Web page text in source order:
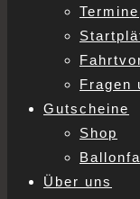
Termine
Fragen
Gutscheine
Shop
Über uns